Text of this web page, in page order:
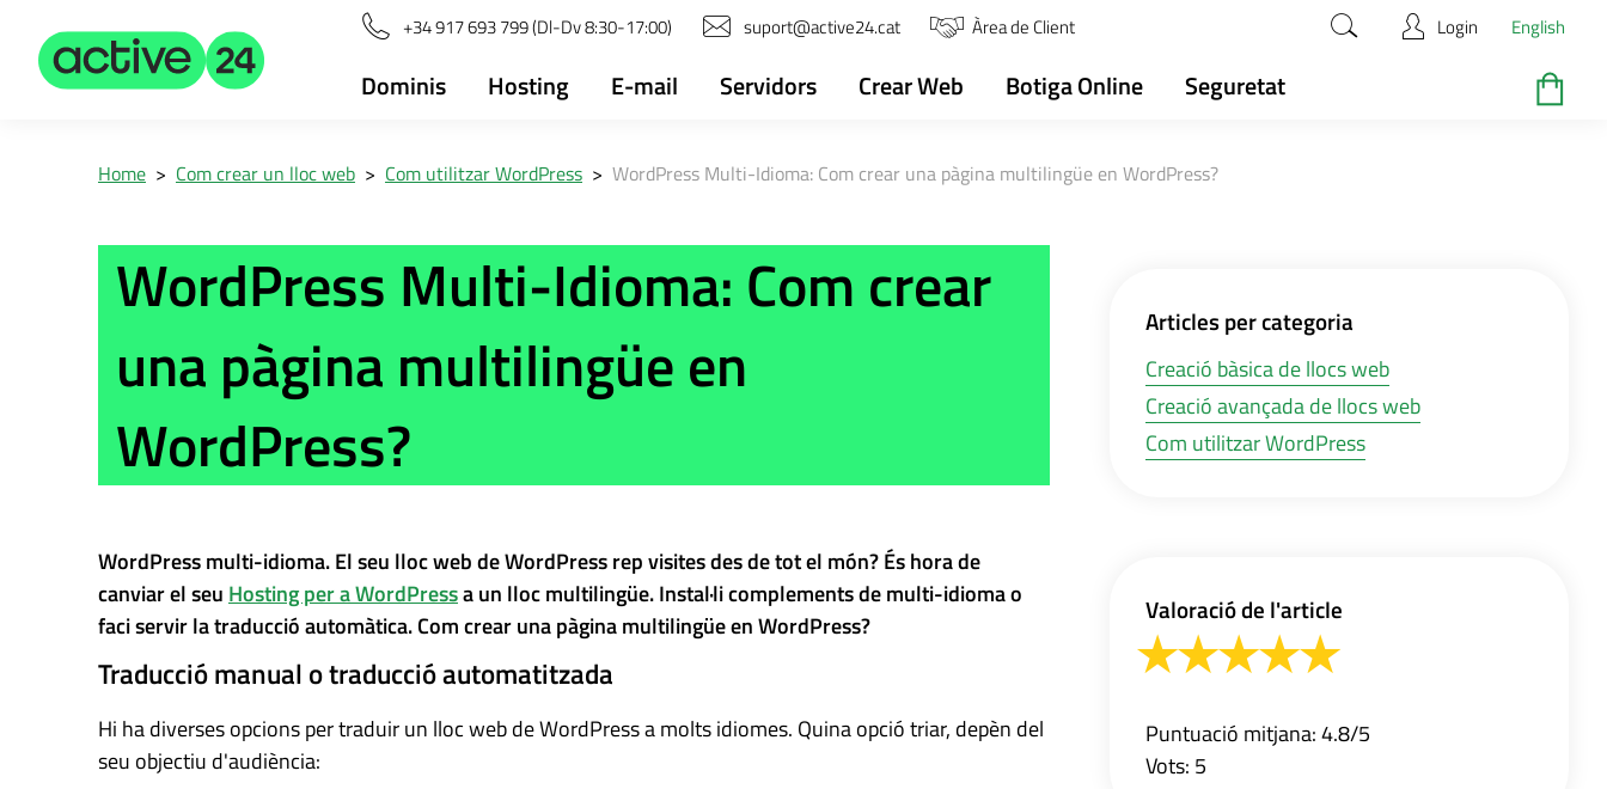
+34 917 693 799 (Dl-Dv 8:30-17:00) suport@active24.cat Àrea de Client Login English
Dominis Hosting E-mail Servidors Crear Web Botiga Online Seguretat
Home > Com crear un lloc web > Com utilitzar WordPress > WordPress Multi-Idioma: Com crear una pàgina multilingüe en WordPress?
Articles per categoria
Creació bàsica de llocs web
Creació avançada de llocs web
Com utilitzar WordPress
WordPress Multi-Idioma: Com crear
una pàgina multilingüe en
WordPress?
WordPress multi-idioma. El seu lloc web de WordPress rep visites des de tot el món? És hora de
canviar el seu Hosting per a WordPressa un lloc multilingüe. Instal·li complements de multi-idioma o
faci servir la traducció automàtica. Com crear una pàgina multilingüe en WordPress?
Traducció manual o traducció automatitzada
Hi ha diverses opcions per traduir un lloc web de WordPress a molts idiomes. Quina opció triar, depèn del
seu objectiu d'audiència:
Valoració de l'article
Puntuació mitjana: 4.8/5
Vots: 5